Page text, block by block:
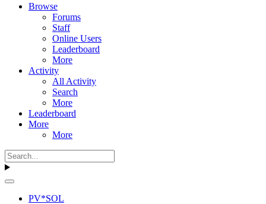
Browse
Forums
Staff
Online Users
Leaderboard
More
Activity
All Activity
Search
More
Leaderboard
More
More
PV*SOL